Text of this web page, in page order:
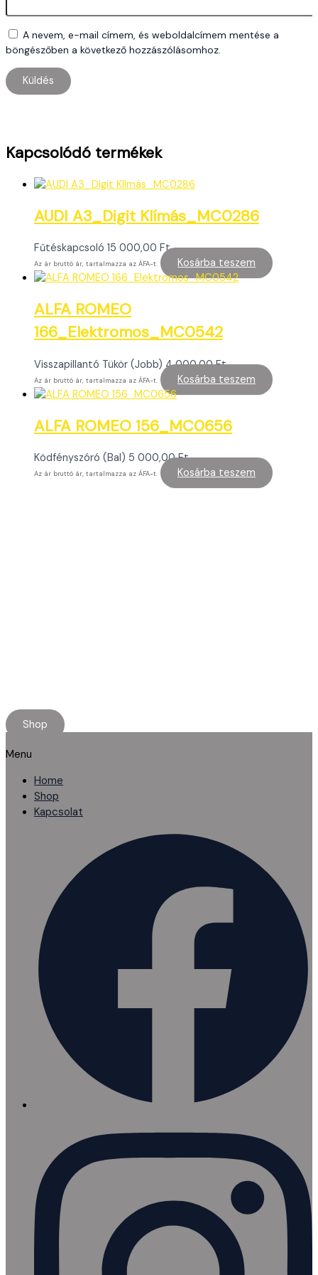
A nevem, e-mail címem, és weboldalcímem mentése a
böngészőben a következő hozzászólásomhoz.
Kapcsolódó termékek
AUDI A3_Digit Klímás_MC0286
Fűtéskapcsoló 15 000,00 Ft
Az ár bruttó ár, tartalmazza az ÁFA-t. Kosárba teszem
ALFA ROMEO
166_Elektromos_MC0542
Visszapillantó Tükör (Jobb) 4 000,00Ft
Az ár bruttó ár, tartalmazza az ÁFA-t. Kosárba teszem
ALFA ROMEO 156_MC0656
Ködfényszóró (Bal) 5 000,00Ft
Az ár bruttó ár, tartalmazza az ÁFA-t. Kosárba teszem
Shop
Menu
Home
Shop
Kapcsolat